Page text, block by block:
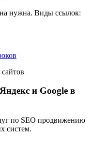
нужна. Виды ссылок:
и Google в
по SEO продвижению
систем.